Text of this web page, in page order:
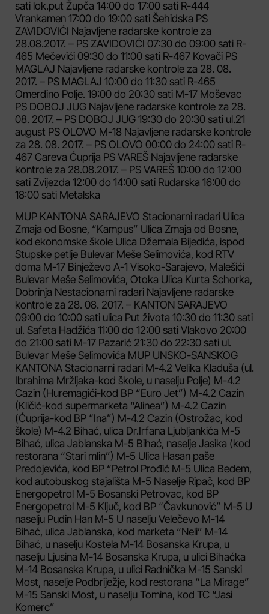
sati lok.put Župča 14:00 do 17:00 sati R-444
Vrankamen 17:00 do 19:00 sati Šehidska PS
ZAVIDOVIĆI Najavljene radarske kontrole za
28.08.2017. – PS ZAVIDOVIĆI 07:30 do 09:00 sati R-
465 Mečevići 09:30 do 11:00 sati R-467 Kovači PS
MAGLAJ Najavljene radarske kontrole za 28. 08.
2017. – PS MAGLAJ 10:00 do 11:30 sati R-465
Omerdino Polje. 19:00 do 20:30 sati M-17 Moševac
PS DOBOJ JUG Najavljene radarske kontrole za 28.
08. 2017. – PS DOBOJ JUG 19:30 do 20:30 sati ul.21
august PS OLOVO M-18 Najavljene radarske kontrole
za 28. 08. 2017. – PS OLOVO 00:00 do 24:00 sati R-
467 Careva Ćuprija PS VAREŠ Najavljene radarske
kontrole za 28.08.2017. – PS VAREŠ 10:00 do 12:00
sati Zvijezda 12:00 do 14:00 sati Rudarska 16:00 do
18:00 sati Metalska
MUP KANTONA SARAJEVO Stacionarni radari Ulica
Zmaja od Bosne, “Kampus” Ulica Zmaja od Bosne,
kod ekonomske škole Ulica Džemala Bijedića, ispod
Stupske petlje Bulevar Meše Selimovića, kod RTV
doma M-17 Binježevo A-1 Visoko-Sarajevo, Malešići
Bulevar Meše Selimovića, Otoka Ulica Kurta Schorka,
Dobrinja Nestacionarni radari Najavljene radarske
kontrole za 28. 08. 2017. – KANTON SARAJEVO
09:00 do 10:00 sati ulica Put života 10:30 do 11:30 sati
ul. Safeta Hadžića 11:00 do 12:00 sati Vlakovo 20:00
do 21:00 sati M-17 Pazarić 21:30 do 22:30 sati ul.
Bulevar Meše Selimovića MUP UNSKO-SANSKOG
KANTONA Stacionarni radari M-4.2 Velika Kladuša (ul.
Ibrahima Mržljaka-kod škole, u naselju Polje) M-4.2
Cazin (Huremagići-kod BP “Euro Jet”) M-4.2 Cazin
(Kličić-kod supermarketa “Alinea”) M-4.2 Cazin
(Ćuprija-kod BP “Ina”) M-4.2 Cazin (Ostrožac, kod
škole) M-4.2 Bihać, ulica Dr.Irfana Ljubljankića M-5
Bihać, ulica Jablanska M-5 Bihać, naselje Jasika (kod
restorana “Stari mlin”) M-5 Ulica Hasan paše
Predojevića, kod BP “Petrol Prođić M-5 Ulica Bedem,
kod autobuskog stajališta M-5 Naselje Ripač, kod BP
Energopetrol M-5 Bosanski Petrovac, kod BP
Energopetrol M-5 Ključ, kod BP “Čavkunović” M-5 U
naselju Pudin Han M-5 U naselju Velečevo M-14
Bihać, ulica Jablanska, kod marketa “Neli” M-14
Bihać, u naselju Kostela M-14 Bosanska Krupa, u
naselju Ljusina M-14 Bosanska Krupa, u ulici Bihaćka
M-14 Bosanska Krupa, u ulici Radnička M-15 Sanski
Most, naselje Podbriježje, kod restorana “La Mirage”
M-15 Sanski Most, u naselju Tomina, kod TC “Jasi
Komerc”